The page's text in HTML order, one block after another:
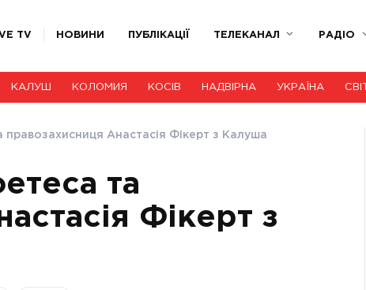
TV НОВИНИ ПУБЛІКАЦІЇ ТЕЛЕКАНАЛ РАДІО
КАЛУШ КОЛОМИЯ КОСІВ НАДВІРНА УКРАЇНА СВІТ
правозахисниця Анастасія Фікерт з Калуша
та
Фікерт з